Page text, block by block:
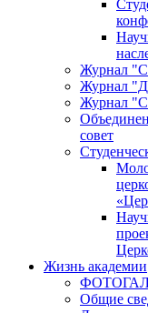
Журнал
Журнал
Журнал
совет
Жизнь академии
Общие